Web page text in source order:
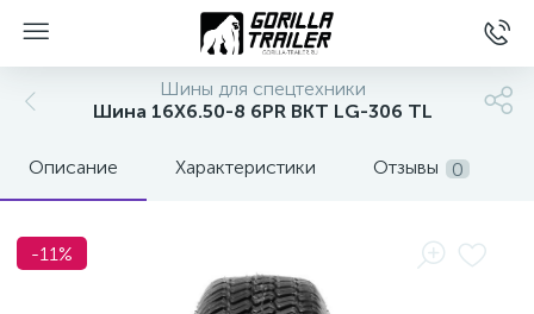
Шины для спецтехники
Шина 16X6.50-8 6PR BKT LG-306 TL
Описание Характеристики Отзывы 0
-11%